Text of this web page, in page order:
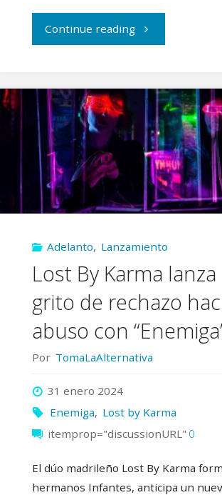
Continue reading"Lost
Karma
lanza
“Miseria”,
una
toma
de
Adelanto, Lanzamiento
Lost By Karma
grito de rechazo
abuso con
Por TomaLaAlternativa
31 enero 2024
Enemiga, Lost by Karma
itemprop="discussionURL" 0
El dúo madrileño Lost By Karma
hermanos Infantes, anticipa un